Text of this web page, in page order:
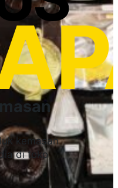
kemasan
di toko